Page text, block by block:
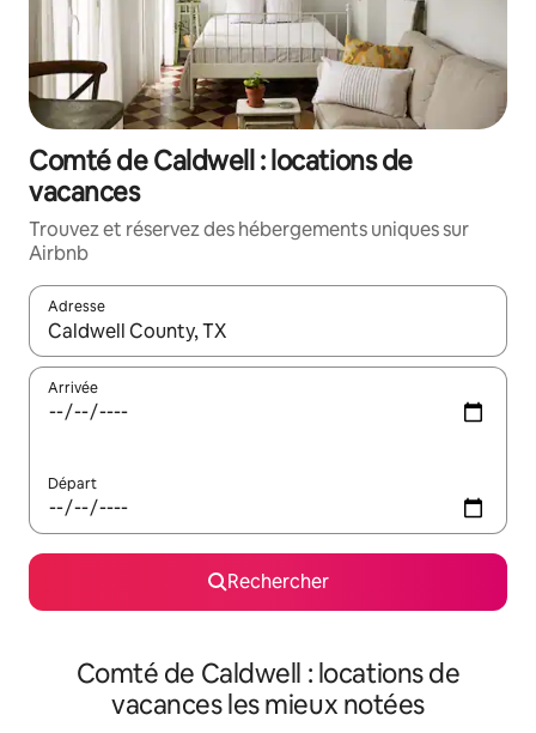
Comté de Caldwell : locations de
vacances
Trouvez et réservez des hébergements uniques sur
Airbnb
Adresse
Lorsque les résultats s'affichent, utilisez les flèches vers le
Arrivée
Départ
Rechercher
Comté de Caldwell : locations de
vacances les mieux notées